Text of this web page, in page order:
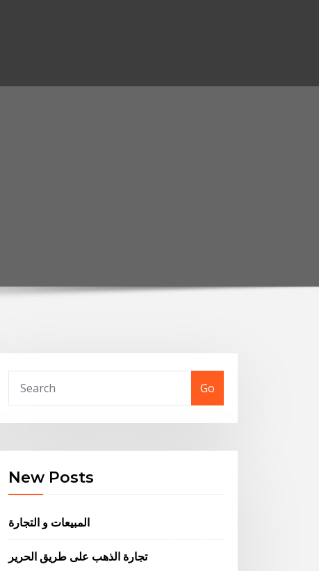
Go
New Posts
المبيعات و التجارة
تجارة الذهب على طريق الحرير